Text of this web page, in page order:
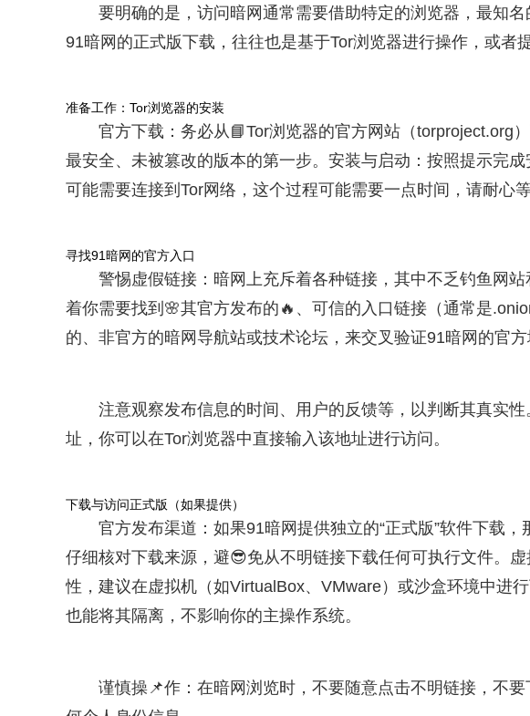
要明确的是，访问暗网通常需要借助特定的浏览器，最知名
91暗网的正式版下载，往往也是基于Tor浏览器进行操作，或者
准备工作：Tor浏览器的安装
官方下载：务必从📘Tor浏览器的官方网站（torproject.org
最安全、未被篡改的版本的第一步。安装与启动：按照提示完
可能需要连接到Tor网络，这个过程可能需要一点时间，请耐心等
寻找91暗网的官方入口
警惕虚假链接：暗网上充斥着各种链接，其中不乏钓鱼网
着你需要找到🌸其官方发布的🔥、可信的入口链接（通常是
的、非官方的暗网导航站或技术论坛，来交叉验证91暗网的官方
注意观察发布信息的时间、用户的反馈等，以判断其真实
址，你可以在Tor浏览器中直接输入该地址进行访问。
下载与访问正式版（如果提供）
官方发布渠道：如果91暗网提供独立的“正式版”软件下载
仔细核对下载来源，避😎免从不明链接下载任何可执行文件。
性，建议在虚拟机（如VirtualBox、VMware）或沙盒环境中进
也能将其隔离，不影响你的主操作系统。
谨慎操📌作：在暗网浏览时，不要随意点击不明链接，不